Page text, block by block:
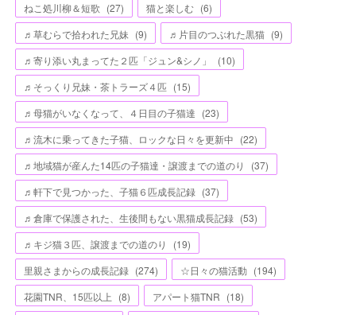
ねこ処川柳＆短歌 (27) 猫と楽しむ (6)
♬草むらで拾われた兄妹 (9) ♬片目のつぶれた黒猫 (9)
♬寄り添い丸まってた２匹「ジュン&シノ」
(10)
♬そっくり兄妹・茶トラーズ４匹 (15)
♬母猫がいなくなって、４日目の子猫達 (23)
♬流木に乗ってきた子猫、ロックな日々を更新中 (22)
♬地域猫が産んた14匹の子猫達・譲渡までの道のり
(37)
♬軒下で見つかった、子猫６匹成長記録 (37)
♬倉庫で保護された、生後間もない黒猫成長記録 (53)
♬キジ猫３匹、譲渡までの道のり
(19)
里親さまからの成長記録 (274) ☆日々の猫活動 (194)
花園TNR、15匹以上 (8) アパート猫TNR (18)